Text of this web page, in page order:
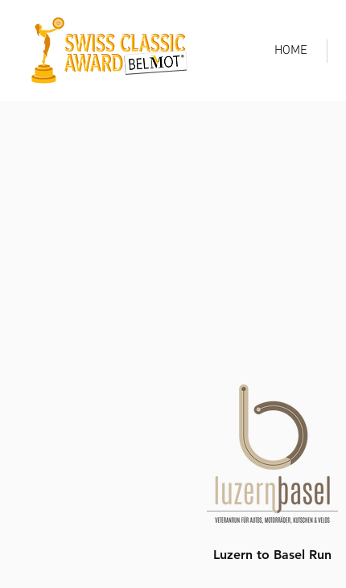
HOME
Luzern to Basel Run